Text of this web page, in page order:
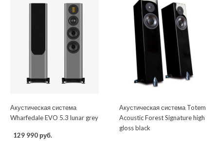
Акустическая система
Wharfedale EVO 5.3 lunar grey
129 990 руб.
Акустическая система Totem
Acoustic Forest Signature high
gloss black